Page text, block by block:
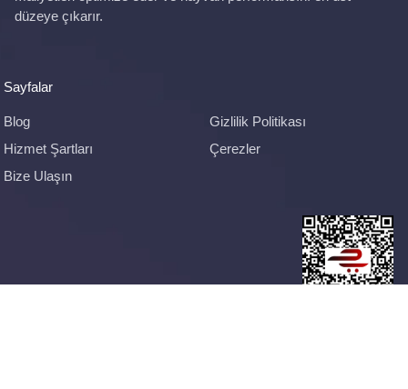
düzeye çıkarır.
Sayfalar
Blog
Gizlilik Politikası
Hizmet Şartları
Çerezler
Bize Ulaşın